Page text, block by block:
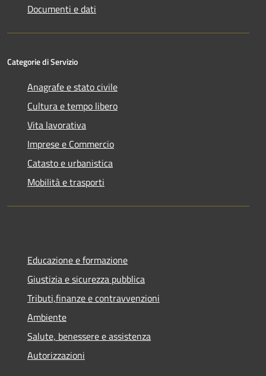
Documenti e dati
Categorie di Servizio
Anagrafe e stato civile
Cultura e tempo libero
Vita lavorativa
Imprese e Commercio
Catasto e urbanistica
Mobilità e trasporti
Educazione e formazione
Giustizia e sicurezza pubblica
Tributi,finanze e contravvenzioni
Ambiente
Salute, benessere e assistenza
Autorizzazioni